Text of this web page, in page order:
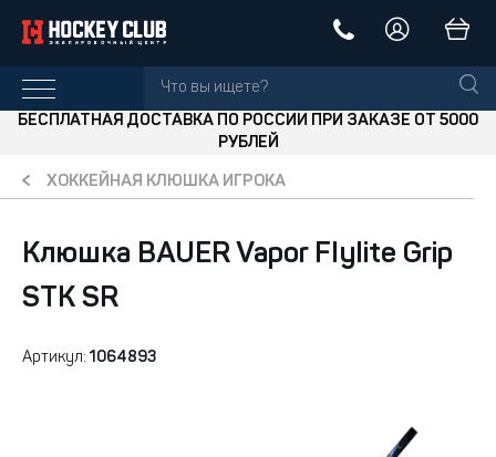
БЕСПЛАТНАЯ ДОСТАВКА ПО РОССИИ ПРИ ЗАКАЗЕ ОТ 5000
РУБЛЕЙ
ХОККЕЙНАЯ КЛЮШКА ИГРОКА
Клюшка BAUER Vapor Flylite Grip
STK SR
Артикул: 1064893